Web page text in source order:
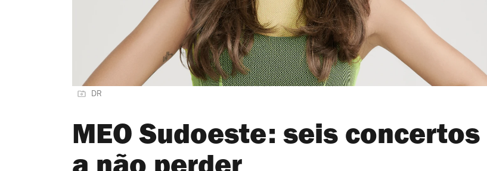
DR
MEO Sudoeste: seis concertos